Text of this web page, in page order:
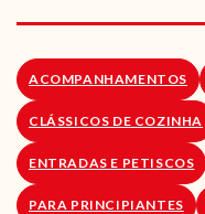
ACOMPANHAMENTOS
CLÁSSICOS DE COZINHA
ENTRADAS E PETISCOS
PARA PRINCIPIANTES